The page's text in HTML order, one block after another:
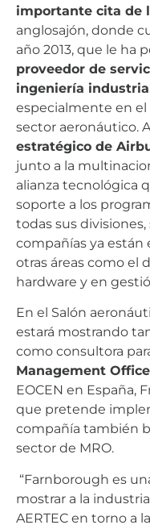
importante cita de
anglosajón, donde
año 2013, que le ha
proveedor de
ingeniería
especialmente en el
sector aeronáutico.
estratégico de
junto a la
alianza tecnológica
soporte a los
todas sus divisiones,
compañías ya están
otras áreas como el
hardware y en
En el Salón
estará mostrando
como consultora
Management
EOCEN en España,
que pretende
compañía también
sector de MRO.
“Farnborough es
mostrar a la
AERTEC en torno a la